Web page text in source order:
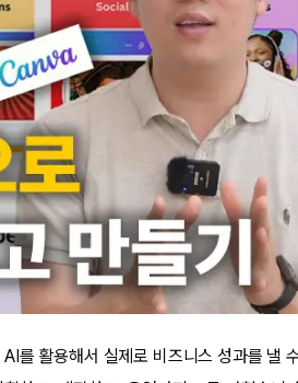
를 활용해서 실제로 비즈니스 성과를 낼